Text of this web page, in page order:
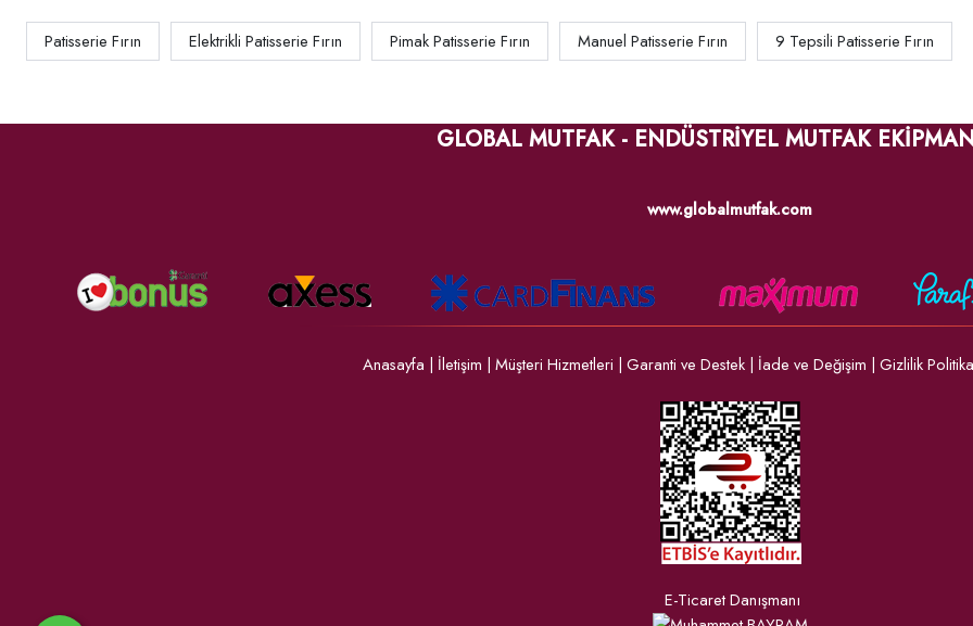
Patisserie Fırın Elektrikli Patisserie Fırın Pimak Patisserie Fırın Manuel Patisserie Fırın 9 Tepsili Patisserie Fırın
GLOBAL MUTFAK - ENDÜSTRİYEL MUTFAK
www.globalmutfak.com
Anasayfa | İletişim | Müşteri Hizmetleri | Garanti ve Destek | İade ve Değişim | Gizlilik
E-Ticaret Danışmanı